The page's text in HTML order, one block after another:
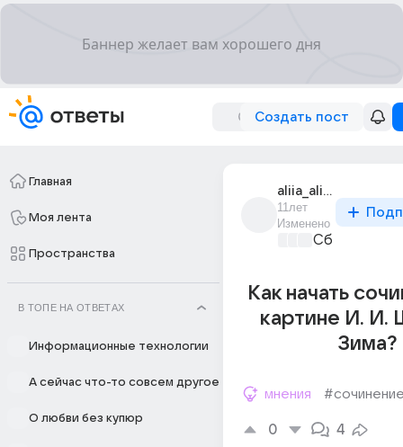
Создать пост
Главная
Моя лента
Пространства
В ТОПЕ НА ОТВЕТАХ
Информационные технологии
А сейчас что-то совсем другое
О любви без купюр
aliia_alieva_57
11лет
Изменено
Сборная
Как начать
картине И. И.
Зима?
мнения
0 4